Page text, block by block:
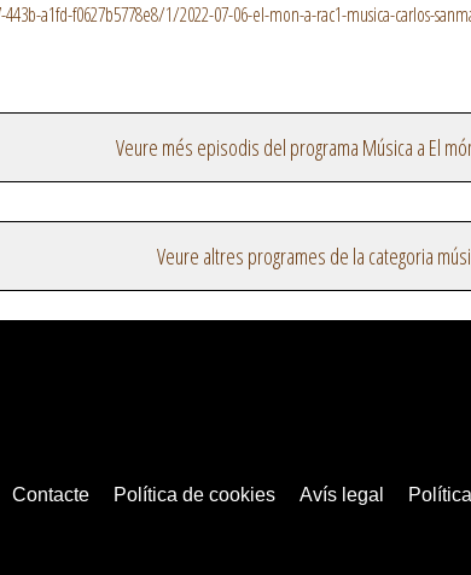
a1fd-f0627b5778e8/1/2022-07-06-el-mon-a-rac1-musica-carlos-
Veure més episodis del programa Música a El
Veure altres programes de la categoria
Contacte Política de cookies Avís legal